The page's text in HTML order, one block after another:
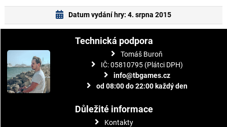
Datum vydání hry: 4. srpna 2015
Technická podpora
Tomáš Buroň
IČ: 05810795 (Plátci DPH)
info@tbgames.cz
od 08:00 do 22:00 každý den
Důležité informace
Kontakty